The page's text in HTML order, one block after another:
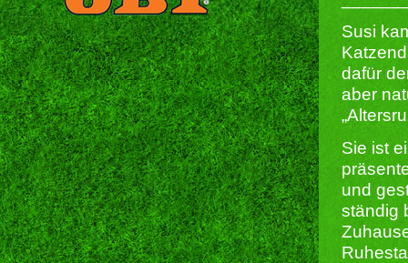
Susi
dafür
aber
Sie ist
und
ständig